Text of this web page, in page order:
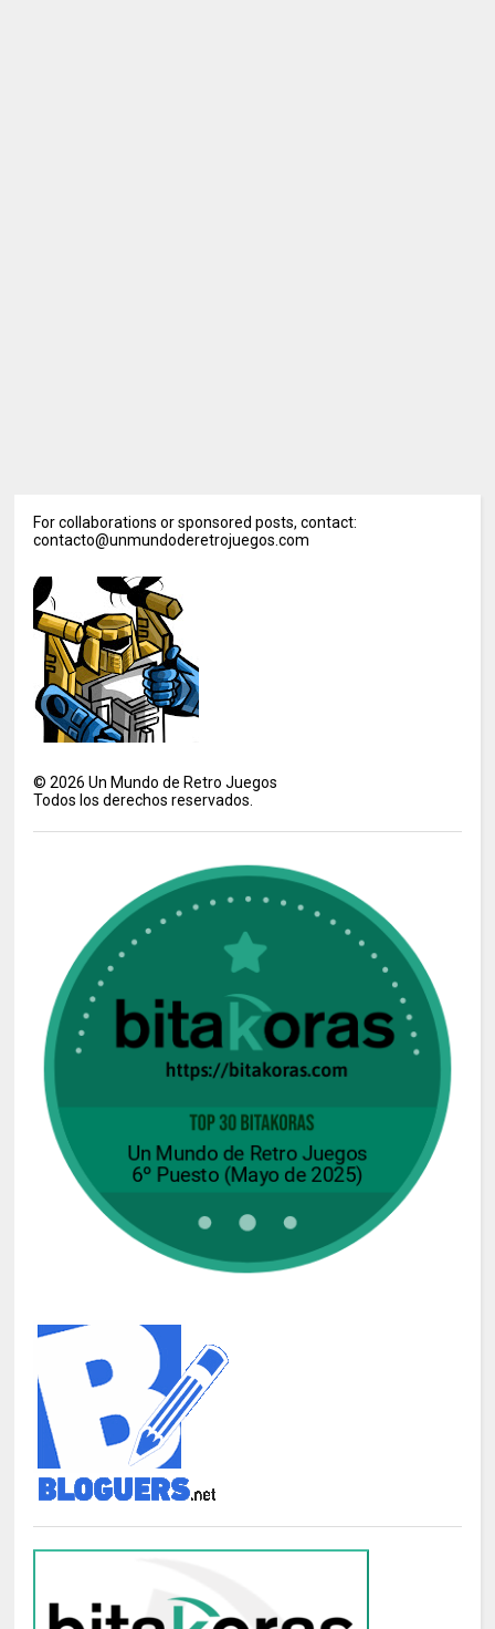
For collaborations or sponsored posts, contact:
contacto@unmundoderetrojuegos.com
©2026 Un Mundo de Retro Juegos
Todos los derechos reservados.